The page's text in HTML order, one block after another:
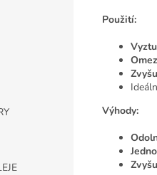
Použití:
Výhody: